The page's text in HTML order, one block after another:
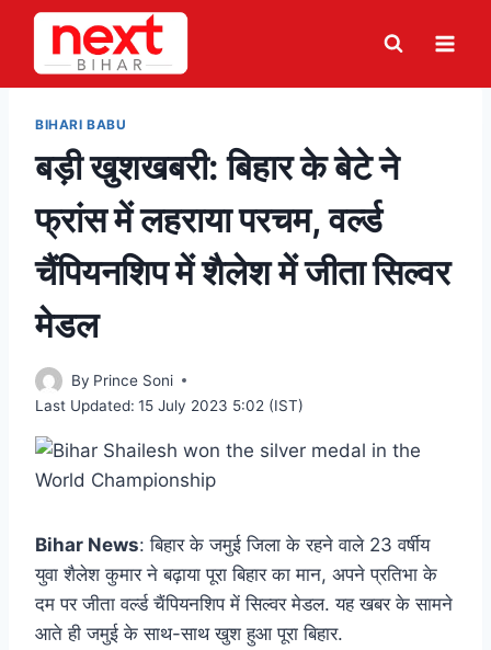
Skip
content
BIHARI BABU
बड़ी खुशखबरी: बिहार के बेटे ने
फ्रांस में लहराया परचम, वर्ल्ड
चैंपियनशिप में शैलेश में जीता सिल्वर
मेडल
By Prince Soni
Last Updated: 15 July 2023 5:02 (IST)
Bihar News: बिहार के जमुई जिला के रहने वाले 23 वर्षीय
युवा शैलेश कुमार ने बढ़ाया पूरा बिहार का मान, अपने प्रतिभा के
दम पर जीता वर्ल्ड चैंपियनशिप में सिल्वर मेडल. यह खबर के सामने
आते ही जमुई के साथ-साथ खुश हुआ पूरा बिहार.